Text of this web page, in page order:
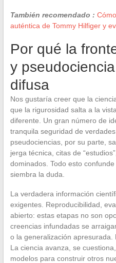
También recomendado :
auténtica de Tommy Hilfiger y
Por qué la
y
difusa
Nos gustaría creer que la
que la rigurosidad salta a la
diferente. Un gran número de
tranquila seguridad de
pseudociencias, por su parte,
jerga técnica, citas de
dominados. Todo esto
siembra la duda.
La verdadera información
exigentes. Reproducibilidad,
abierto: estas etapas no son
creencias infundadas se
o la generalización apresurada.
La ciencia avanza, se
modelos para construir otros